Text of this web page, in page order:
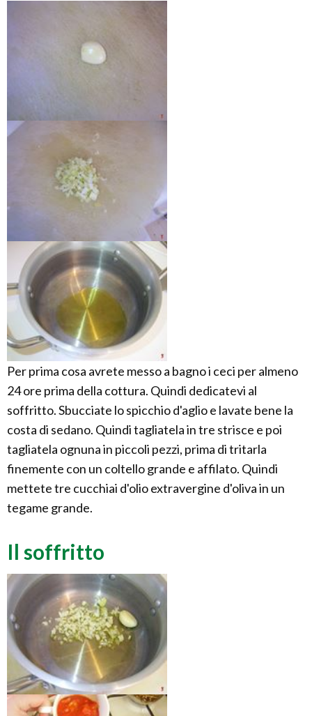
Per prima cosa avrete messo a bagno i ceci per almeno
24 ore prima della cottura. Quindi dedicatevi al
soffritto. Sbucciate lo spicchio d'aglio e lavate bene la
costa di sedano. Quindi tagliatela in tre strisce e poi
tagliatela ognuna in piccoli pezzi, prima di tritarla
finemente con un coltello grande e affilato. Quindi
mettete tre cucchiai d'olio extravergine d'oliva in un
tegame grande.
Il soffritto